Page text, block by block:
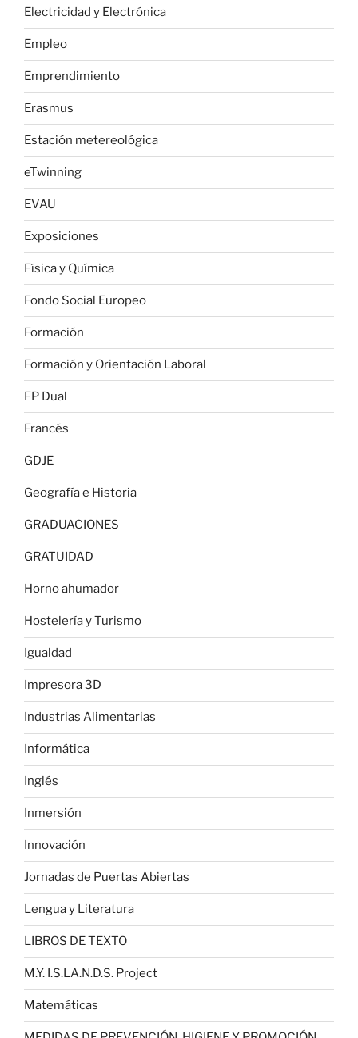
Electricidad y Electrónica
Empleo
Emprendimiento
Erasmus
Estación metereológica
eTwinning
EVAU
Exposiciones
Física y Química
Fondo Social Europeo
Formación
Formación y Orientación Laboral
FP Dual
Francés
GDJE
Geografía e Historia
GRADUACIONES
GRATUIDAD
Horno ahumador
Hostelería y Turismo
Igualdad
Impresora 3D
Industrias Alimentarias
Informática
Inglés
Inmersión
Innovación
Jornadas de Puertas Abiertas
Lengua y Literatura
LIBROS DE TEXTO
M.Y. I.S.LA.N.D.S. Project
Matemáticas